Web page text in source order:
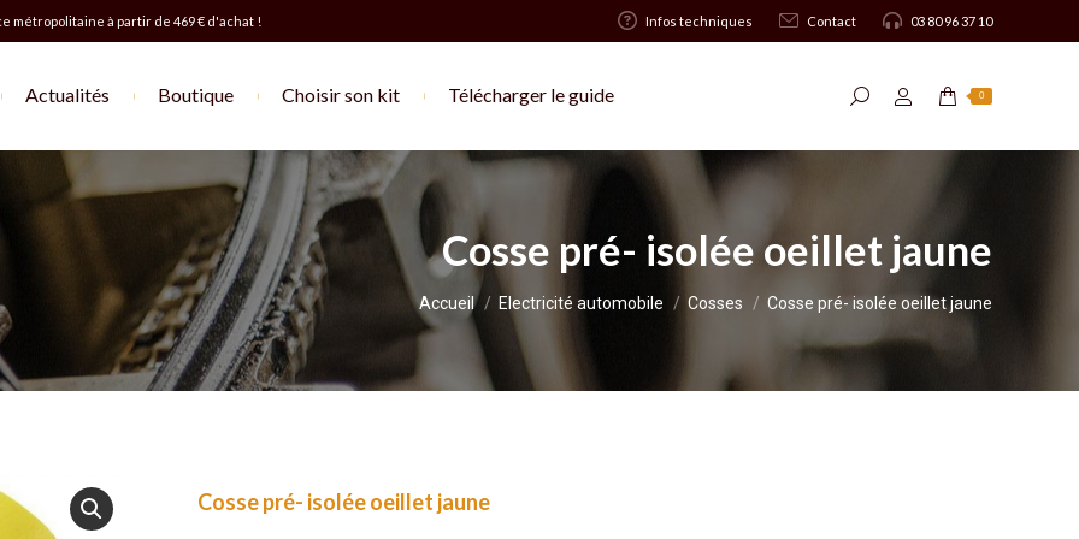
métropolitaine à partir de 469 € d'achat ! Infos techniques Contact 03 80 96 37 10
Actualités Boutique Choisir son kit Télécharger le guide
Recherche
0
Cosse pré- isolée oeillet jaune
Vous êtes ici :
Accueil Electricité automobile Cosses Cosse pré- isolée oeillet jaune
Cosse pré- isolée oeillet jaune